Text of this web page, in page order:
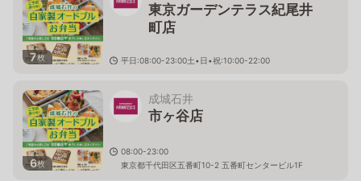
7枚
東京ガーデンテラス紀尾井
町店
平日:08:00-23:00土•日•祝:10:00-22:00
6枚
成城石井
市ヶ谷店
08:00-23:00
東京都千代田区五番町10-2 五番町センタービル1F